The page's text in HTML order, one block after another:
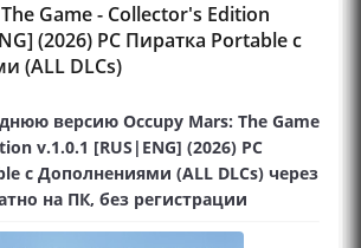
Game - Collector's Edition
(2026) PC Пиратка Portable с
(ALL DLCs)
версию Occupy Mars: The Game
v.1.0.1 [RUS|ENG] (2026) PC
с Дополнениями (ALL DLCs) через
на ПК, без регистрации